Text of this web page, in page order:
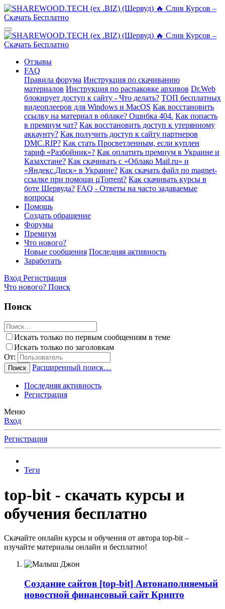
Отзывы
FAQ
Правила форума Инструкция по скачиванию
материалов Инструкция по распаковке архивов Dr.Web
блокирует доступ к сайту - Что делать? ТОП бесплатных
видеоплееров для Windows и MacOS Как восстановить
ссылку на материал в облаке? Ошибка 404. Как попасть
в премиум чат? Как восстановить доступ к утерянному
аккаунту? Как получить доступ к сайту партнеров
DMC.RIP? Как стать Просветленным, если куплен
тариф «Разбойник»? Как оплатить премиум в Украине и
Казахстане? Как скачивать с «Облако Mail.ru» и
«Яндекс.Диск» в Украине? Как скачать файл по magnet-
ссылке при помощи µTorrent? Как скачивать курсы в
боте Шервуда? FAQ - Ответы на часто задаваемые
вопросы
Помощь
Создать обращение
Форумы
Премиум
Что нового?
Новые сообщения Последняя активность
Заработать
Вход Регистрация
Что нового? Поиск
Поиск
Искать только по первым сообщениям в теме
Искать только по заголовкам
От:
Поиск Расширенный поиск…
Последняя активность
Регистрация
Меню
Вход
Регистрация
Теги
top-bit - скачать курсы и
обучения бесплатно
Скачайте онлайн курсы и обучения от автора top-bit –
изучайте материалы онлайн и бесплатно!
Создание сайтов [top-bit] Автонаполняемый
новостной финансовый сайт Крипто